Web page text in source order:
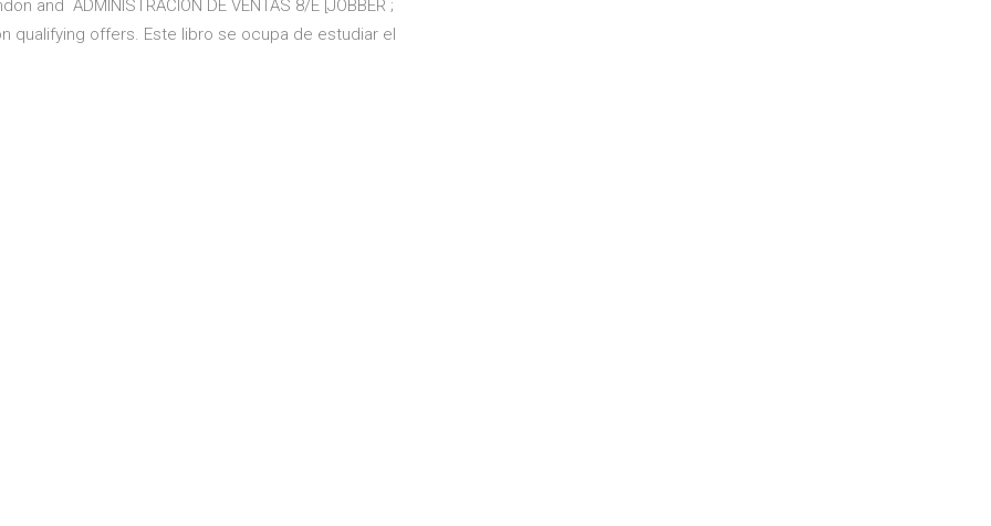
and ADMINISTRACION DE VENTAS 8/E [JOBBER ;
qualifying offers. Este libro se ocupa de estudiar el